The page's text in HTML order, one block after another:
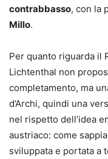
contrabbasso, con la
Millo.
Per quanto riguarda il
Lichtenthal non
completamento, ma
d’Archi, quindi una
nel rispetto dell’idea
austriaco: come
sviluppata e portata a